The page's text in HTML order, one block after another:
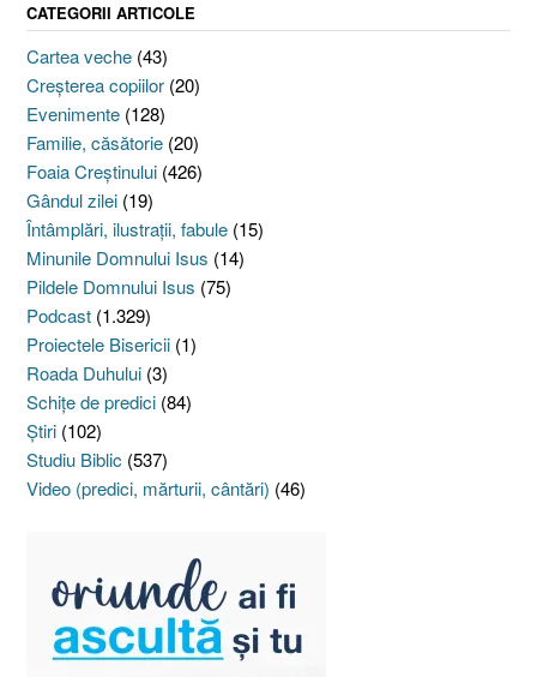
CATEGORII ARTICOLE
Cartea veche (43)
Creşterea copiilor (20)
Evenimente (128)
Familie, căsătorie (20)
Foaia Creştinului (426)
Gândul zilei (19)
Întâmplări, ilustraţii, fabule (15)
Minunile Domnului Isus (14)
Pildele Domnului Isus (75)
Podcast (1.329)
Proiectele Bisericii (1)
Roada Duhului (3)
Schiţe de predici (84)
Ştiri (102)
Studiu Biblic (537)
Video (predici, mărturii, cântări) (46)